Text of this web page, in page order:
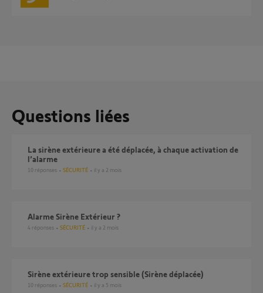
Questions liées
La sirène extérieure a été déplacée, à chaque activation de
l’alarme
10 réponses SÉCURITÉ il y a 2 mois
Alarme Sirène Extérieur ?
4 réponses SÉCURITÉ il y a 2 mois
Sirène extérieure trop sensible (Sirène déplacée)
10 réponses SÉCURITÉ il y a 5 mois